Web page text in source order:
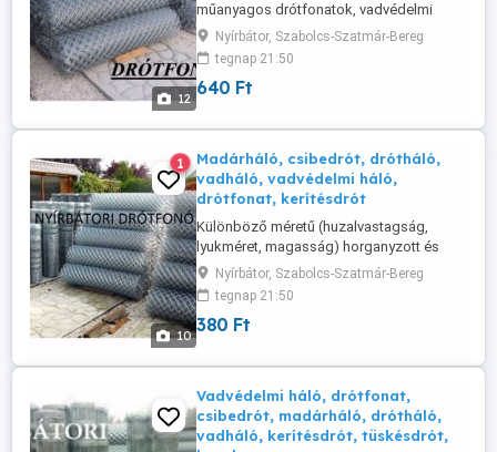
12
műanyagos drótfonatok, vadvédelmi
hálók, valamint horganyzott és fekete
huzalok gyártása és forgalmazása. A fenti
ár így értendő. Horganyzott:
60x60/1,7/1000 - bruttó ,- Ft/fm. Változás
árkedvezményt adok! Tel.:
Nyírbátor, Szabolcs-Szatmár-Bereg
tegnap 21:50
640 Ft
10
1
Madárháló, csibedrót, drótháló,
vadháló, vadvédelmi háló,
drótfonat, kerítésdrót
Különböző méretű (huzalvastagság,
lyukméret, magasság) horganyzott és
műanyagos drótfonatok, vadvédelmi
hálók, madárháló, tcs.fonat, csibedrót,
valamint horganyzott, tüskés és fekete
huzalok gyártása és forgalmazása.
bruttó ,- Ft/fm Dróthálók ,-Ft-tól
Csibehálók ...
Nyírbátor, Szabolcs-Szatmár-Bereg
tegnap 21:50
380 Ft
Vadvédelmi háló, drótfonat,
csibedrót, madárháló, drótháló,
vadháló, kerítésdrót, tüskésdrót,